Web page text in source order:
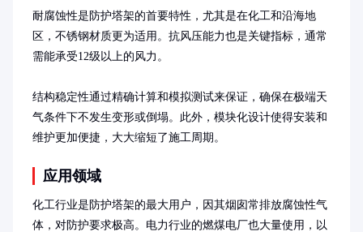
耐腐蚀性是防护塔架的首要特性，尤其是在化工和沿海地
区，不锈钢材质更为适用。抗风压能力也是关键指标，通常
需能承受12级以上的风力。
结构稳定性通过精确计算和模拟测试来保证，确保在极端天
气条件下不发生变形或倒塌。此外，模块化设计使得安装和
维护更加便捷，大大缩短了施工周期。
应用领域
化工行业是防护塔架的最大用户，因其烟囱常排放腐蚀性气
体，对防护要求极高。电力行业的燃煤电厂也大量使用，以